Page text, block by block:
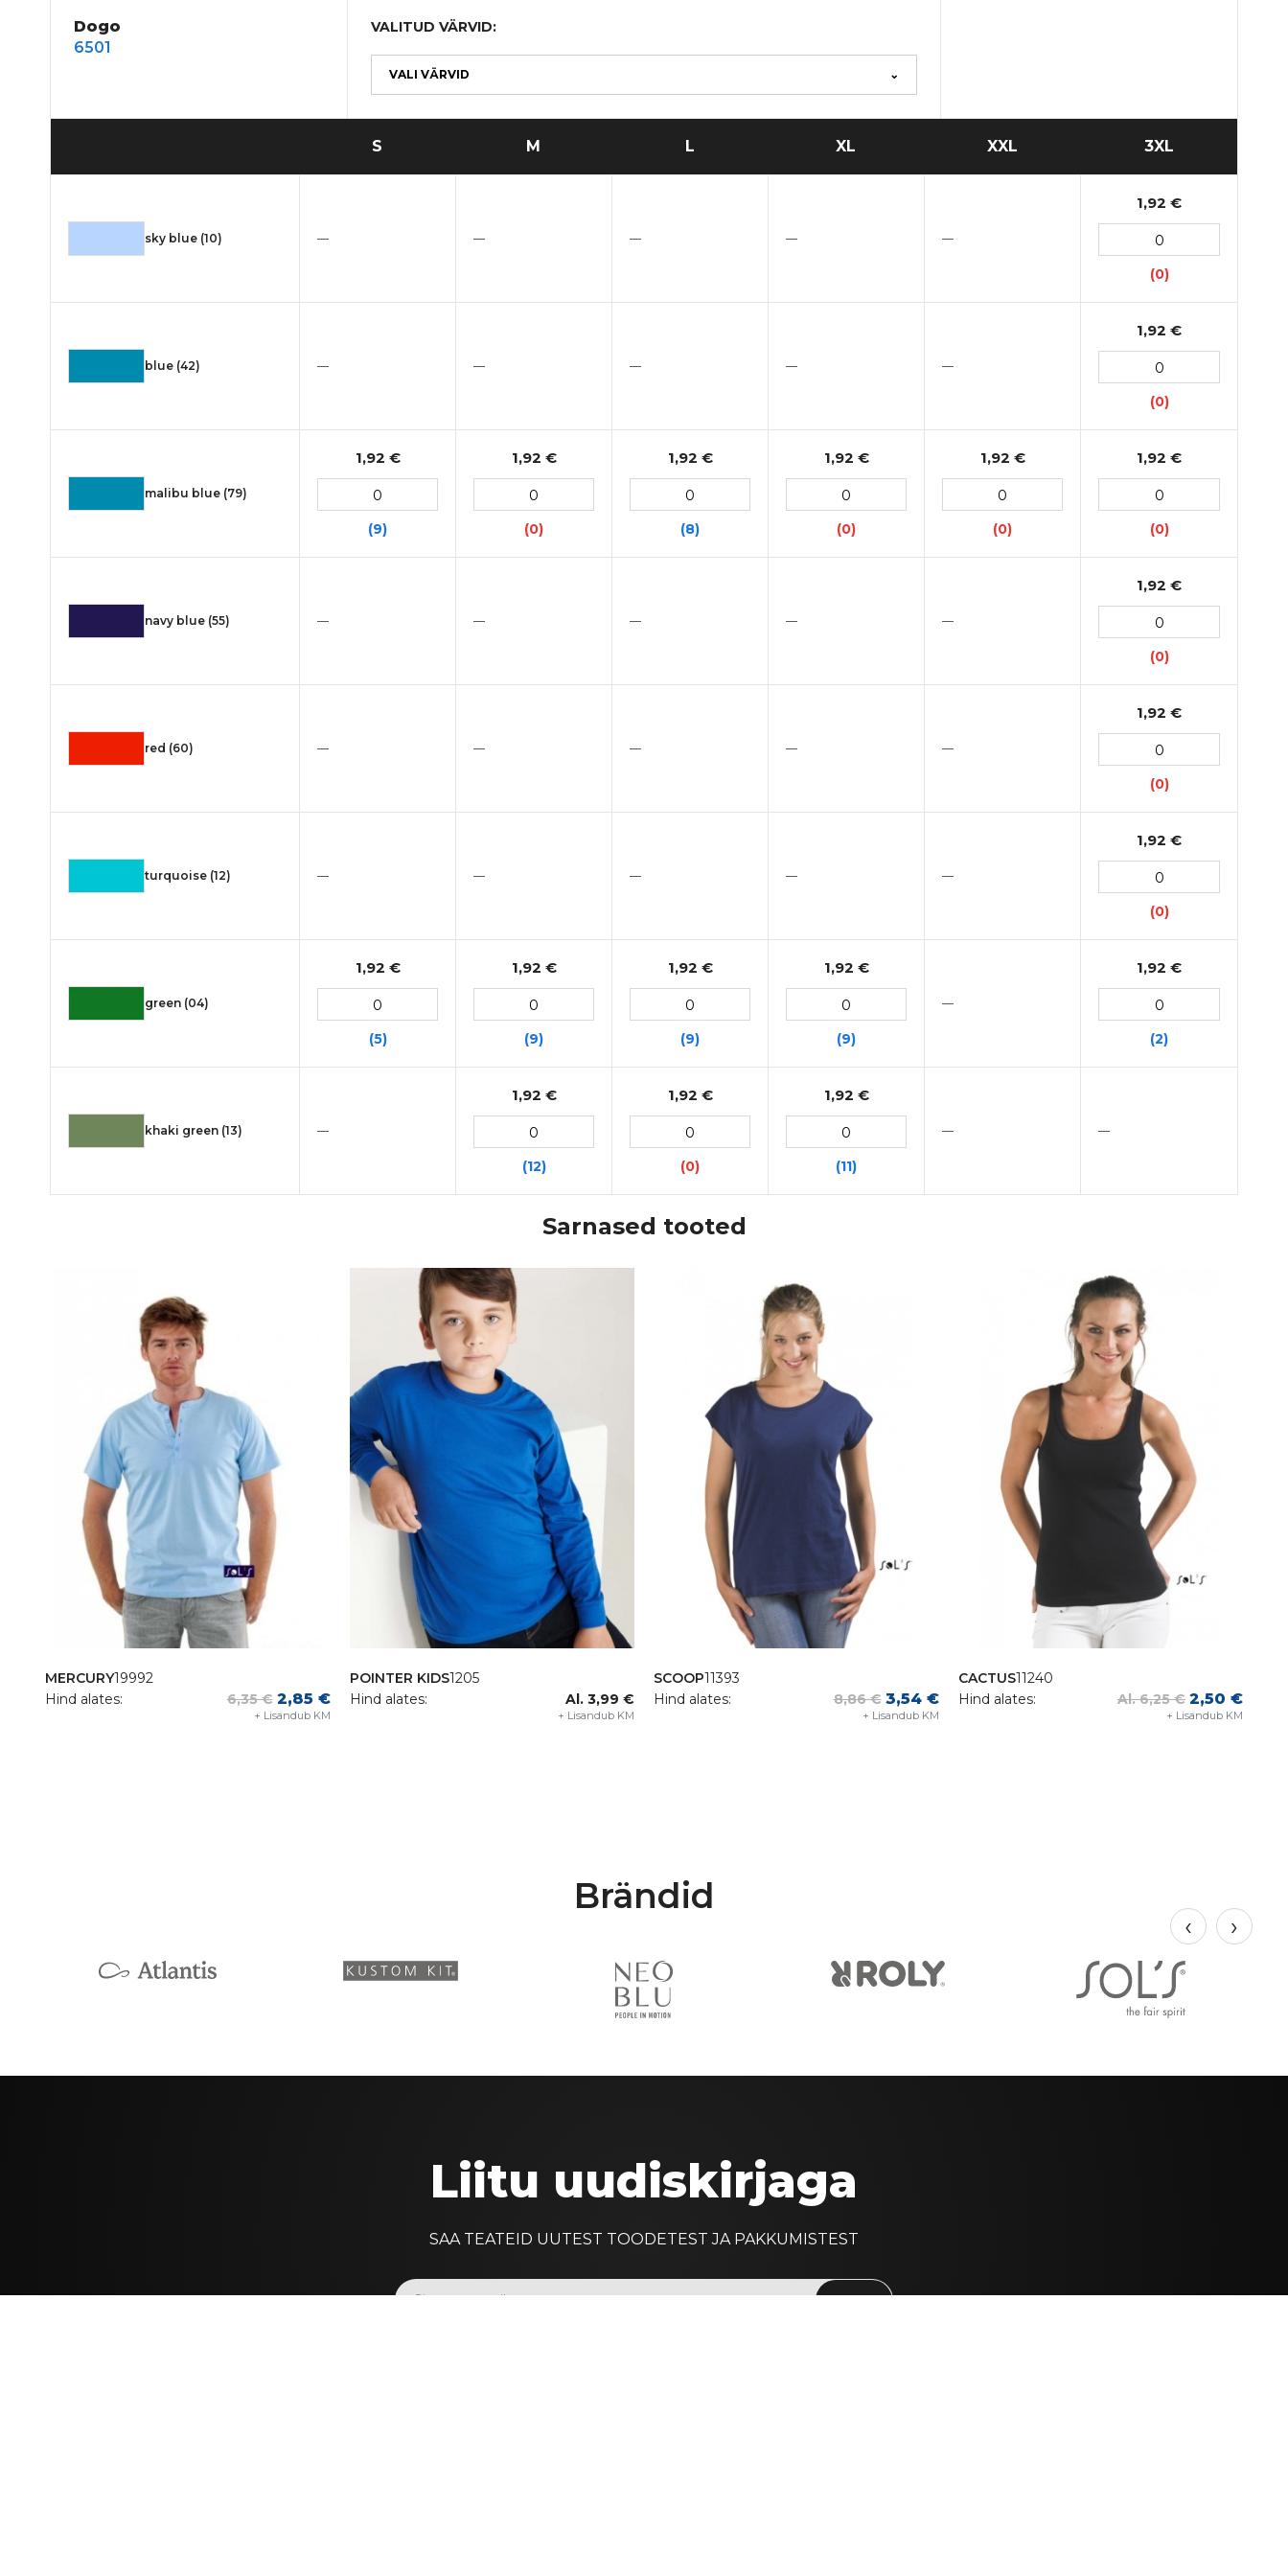
Dogo
6501
VALITUD VÄRVID:
VALI VÄRVID ⌄
S M L XL XXL 3XL
sky blue (10) — — — — —
1,92 €
(0)
blue (42) — — — — —
1,92 €
(0)
malibu blue (79)
1,92 €
(9)
1,92 €
(0)
1,92 €
(8)
1,92 €
(0)
1,92 €
(0)
1,92 €
(0)
navy blue (55) — — — — —
1,92 €
(0)
red (60) — — — — —
1,92 €
(0)
turquoise (12) — — — — —
1,92 €
(0)
green (04)
1,92 €
(5)
1,92 €
(9)
1,92 €
(9)
1,92 €
(9)
—
1,92 €
(2)
khaki green (13) —
1,92 €
(12)
1,92 €
(0)
1,92 €
(11)
— —
Sarnased tooted
MERCURY19992
Hind alates:
6,35 € 2,85 €
+ Lisandub KM
POINTER KIDS1205
Hind alates:
Al. 3,99 €
+ Lisandub KM
SCOOP11393
Hind alates:
8,86 € 3,54 €
+ Lisandub KM
CACTUS11240
Hind alates:
Al. 6,25 € 2,50 €
+ Lisandub KM
Brändid
Liitu uudiskirjaga
SAA TEATEID UUTEST TOODETEST JA PAKKUMISTEST
Liitu